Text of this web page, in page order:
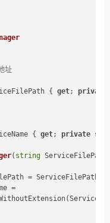
址
{ get; private
{ get; private set
( string ServiceFilePath
= ServiceFilePath;
=